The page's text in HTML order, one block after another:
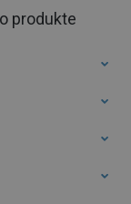
produkte